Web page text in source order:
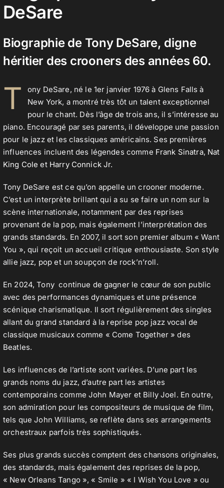
Contact
DeSare
Biographie de Tony DeSare, digne
héritier des crooners des années 60.
T
ony DeSare, né le 1er janvier 1976 à Glens Falls à
New York, a montré très tôt un talent exceptionnel
pour le chant. Dès l’âge de trois ans, il s’intéresse au
piano. Encouragé par ses parents, il développe une passion
pour le jazz et les classiques américains. Ses premières
influences incluent des légendes comme Frank Sinatra, Nat
King Cole et Harry Connick Jr.
Tony DeSare est ce qu’on appelle un crooner moderne.
C’est un interprète brillant qui a su se faire un nom sur la
scène internationale, notamment par des reprises
provenant de la pop, mais également l’interprétation des
grands standards. En 2007, il sort son premier album « Want
You », qui reçoit un accueil critique enthousiaste. Son style
allie jazz, pop et un soupçon de rock’n’roll.
En 2024, Tony continue de gagner le cœur de son public
avec des performances dynamiques et une présence
scénique charismatique. Il sort régulièrement des singles
allant du grand standard à la reprise pop jazz vocal de
classique musicaux comme « Come Together » des
Beatles.
Les influences de l’artiste sont variées. D’une part les
grands noms du jazz, d’autre part les artistes
contemporains comme John Mayer et Billy Joel. En outre,
son admiration pour les compositeurs de musique de film,
tels que John Williams, se reflète dans ses arrangements
orchestraux parfois très sophistiqués.
Ses plus grands succès comptent des chansons originales,
des standards, mais également des reprises de la pop,
« New Orleans Tango », « Smile » « I Wish You Love » ou